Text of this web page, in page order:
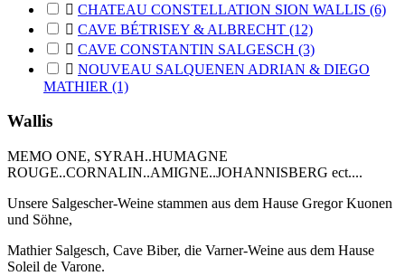
 CHATEAU CONSTELLATION SION WALLIS (6)
 CAVE BÉTRISEY & ALBRECHT (12)
 CAVE CONSTANTIN SALGESCH (3)
 NOUVEAU SALQUENEN ADRIAN & DIEGO
MATHIER (1)
Wallis
MEMO ONE, SYRAH..HUMAGNE
ROUGE..CORNALIN..AMIGNE..JOHANNISBERG ect....
Unsere Salgescher-Weine stammen aus dem Hause Gregor Kuonen
und Söhne,
Mathier Salgesch, Cave Biber, die Varner-Weine aus dem Hause
Soleil de Varone.